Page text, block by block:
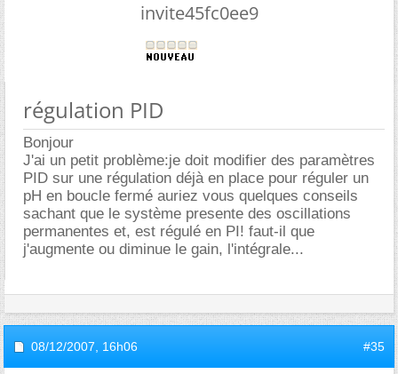
invite45fc0ee9
régulation PID
Bonjour
J'ai un petit problème:je doit modifier des paramètres
PID sur une régulation déjà en place pour réguler un
pH en boucle fermé auriez vous quelques conseils
sachant que le système presente des oscillations
permanentes et, est régulé en PI! faut-il que
j'augmente ou diminue le gain, l'intégrale...
08/12/2007, 16h06 #35